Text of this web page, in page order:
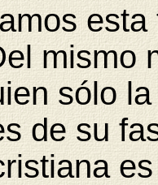
mismo
sólo
de su